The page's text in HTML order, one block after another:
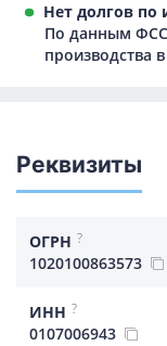
Нет долгов по
По данным
производства
Реквизиты
ОГРН ?
1020100863573
ИНН ?
0107006943